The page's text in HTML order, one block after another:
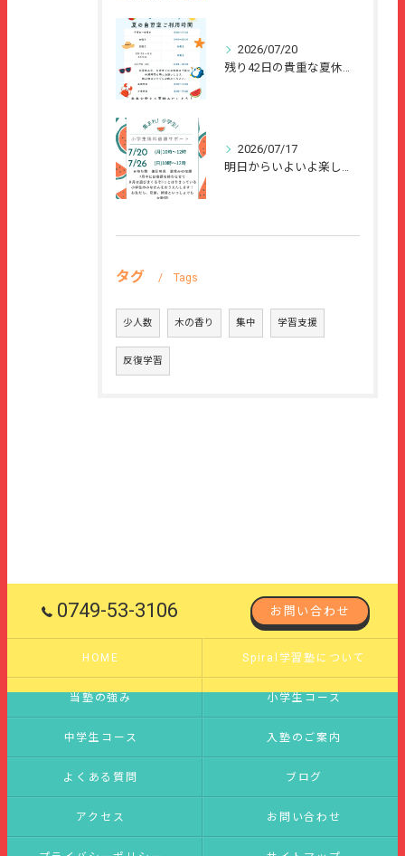
2026/07/20
残り42日の貴重な夏休みを、
2026/07/17
明日からいよいよ楽しい夏休みが始まりますね🌻
タグ Tags
少人数 木の香り 集中 学習支援
反復学習
0749-53-3106 お問い合わせ
HOME Spiral学習塾について
当塾の強み 小学生コース
中学生コース 入塾のご案内
よくある質問 ブログ
アクセス お問い合わせ